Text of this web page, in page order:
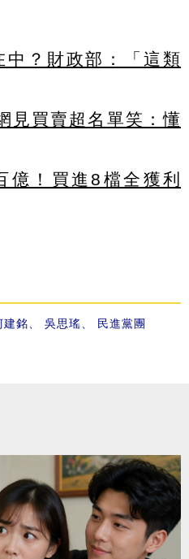
中？財政部：「這類
見買賣超名單笑：懂
億！買進8檔全獲利
建銘 吳思瑤 民進黨團